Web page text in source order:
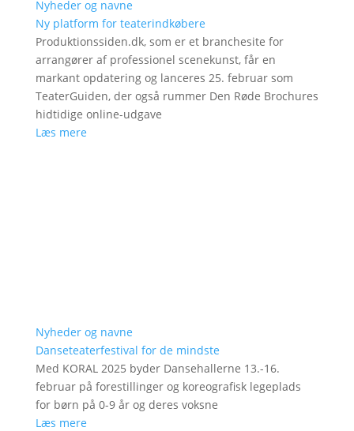
Nyheder og navne
Ny platform for teaterindkøbere
Produktionssiden.dk, som er et branchesite for
arrangører af professionel scenekunst, får en
markant opdatering og lanceres 25. februar som
TeaterGuiden, der også rummer Den Røde Brochures
hidtidige online-udgave
Læs mere
Nyheder og navne
Danseteaterfestival for de mindste
Med KORAL 2025 byder Dansehallerne 13.-16.
februar på forestillinger og koreografisk legeplads
for børn på 0-9 år og deres voksne
Læs mere